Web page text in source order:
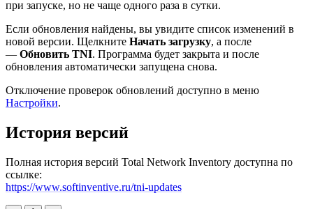
при запуске, но не чаще одного раза в сутки.
Если обновления найдены, вы увидите список изменений в
новой версии. Щелкните Начать загрузку, а после
— Обновить TNI. Программа будет закрыта и после
обновления автоматически запущена снова.
Отключение проверок обновлений доступно в меню
Настройки.
История версий
Полная история версий Total Network Inventory доступна по
ссылке:
https://www.softinventive.ru/tni-updates